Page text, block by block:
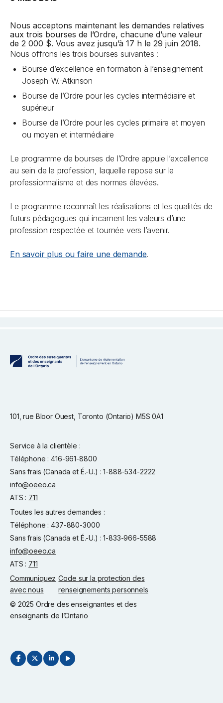
Nous acceptons maintenant les demandes relatives
aux trois bourses de l’Ordre, chacune d’une valeur
de 2 000 $. Vous avez jusqu’à 17 h le 29 juin 2018.
Nous offrons les trois bourses suivantes :
Bourse d’excellence en formation à l’enseignement
Joseph-W.-Atkinson
Bourse de l’Ordre pour les cycles intermédiaire et
supérieur
Bourse de l’Ordre pour les cycles primaire et moyen
ou moyen et intermédiaire
Le programme de bourses de l’Ordre appuie l’excellence
au sein de la profession, laquelle repose sur le
professionnalisme et des normes élevées.
Le programme reconnaît les réalisations et les qualités de
futurs pédagogues qui incarnent les valeurs d’une
profession respectée et tournée vers l’avenir.
En savoir plus ou faire une demande.
101, rue Bloor Ouest, Toronto (Ontario) M5S 0A1
Service à la clientèle :
Téléphone : 416-961-8800
Sans frais (Canada et É.-U.) : 1-888-534-2222
info@oeeo.ca
ATS : 711
Toutes les autres demandes :
Téléphone : 437-880-3000
Sans frais (Canada et É.-U.) : 1-833-966-5588
info@oeeo.ca
ATS : 711
Communiquez
avec nous
Code sur la protection des
renseignements personnels
© 2025 Ordre des enseignantes et des
enseignants de l’Ontario